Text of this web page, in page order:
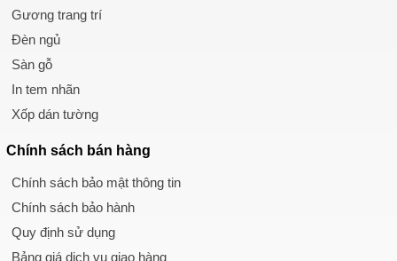
Gương trang trí
Đèn ngủ
Sàn gỗ
In tem nhãn
Xốp dán tường
Chính sách bán hàng
Chính sách bảo mật thông tin
Chính sách bảo hành
Quy định sử dụng
Bảng giá dịch vụ giao hàng